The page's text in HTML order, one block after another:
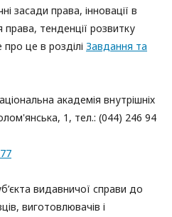
засади права, інновації в
права, тенденції розвитку
це в розділі Завдання та
академія внутрішніх
1, тел.: (044) 246 94
видавничої справи до
виготовлювачів і